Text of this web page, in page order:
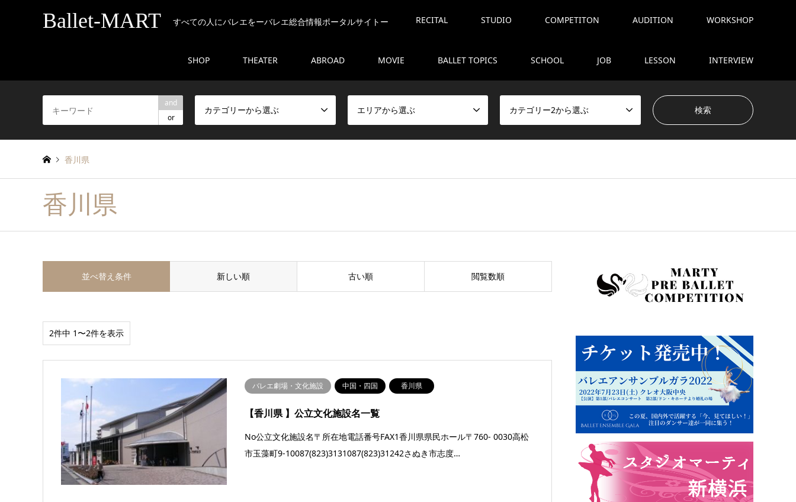
Ballet-MART すべての人にバレエをーバレエ総合情報ポータルサイトー RECITAL STUDIO COMPETITON AUDITION WORKSHOP
SHOP THEATER ABROAD MOVIE BALLET TOPICS SCHOOL JOB LESSON INTERVIEW
and
or
カテゴリーから選ぶ エリアから選ぶ カテゴリー2から選ぶ
香川県
香川県
並べ替え条件 新しい順 古い順 閲覧数順
2件中 1〜2件を表示
バレエ劇場・文化施設 中国・四国 香川県
【香川県 】公立文化施設名一覧
No公立文化施設名〒所在地電話番号FAX1香川県県民ホール〒760- 0030高松
市玉藻町9-10087(823)3131087(823)31242さぬき市志度…